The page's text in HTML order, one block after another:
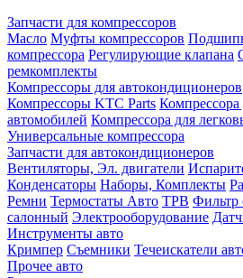
Запчасти для компрессоров
Масло Муфты компрессоров
компрессора Регулирующие клапана
ремкомплекты
Компрессоры для автокондиционеров
Компрессоры KTC Parts Компрессора
автомобилей Компрессора для
Универсальные компрессора
Запчасти для автокондиционеров
Вентиляторы, Эл. двигатели
Конденсаторы Наборы, Комплекты
Ремни Термостаты Авто ТРВ Фильтр
салонный Электрооборудование
Инструменты авто
Кримпер Съемники Течеискатели
Прочее авто